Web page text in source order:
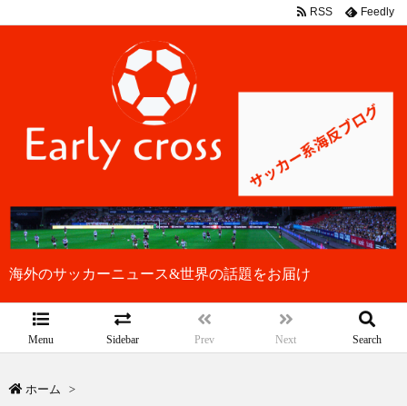
海外のサッカーニュース&世界の話題をお届け
Menu Sidebar Prev Next Search
RSS Feedly
ホーム >